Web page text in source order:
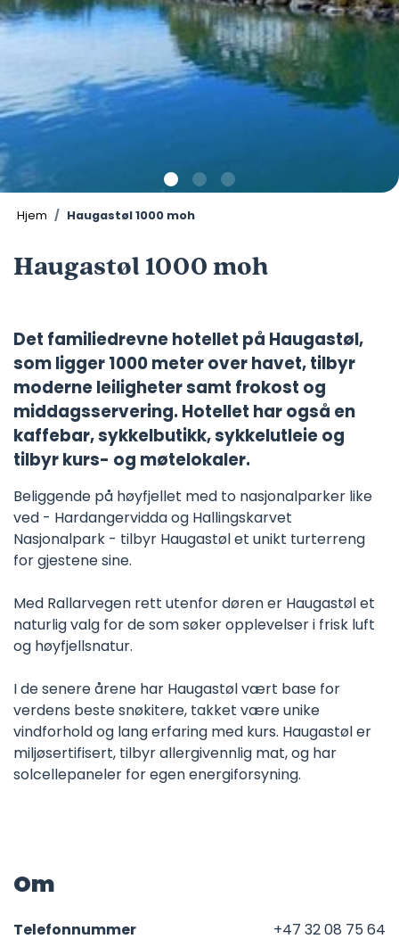
Hjem Haugastøl 1000 moh
Haugastøl 1000 moh
Det familiedrevne hotellet på Haugastøl,
som ligger 1000 meter over havet, tilbyr
moderne leiligheter samt frokost og
middagsservering. Hotellet har også en
kaffebar, sykkelbutikk, sykkelutleie og
tilbyr kurs- og møtelokaler.
Beliggende på høyfjellet med to nasjonalparker like
ved - Hardangervidda og Hallingskarvet
Nasjonalpark - tilbyr Haugastøl et unikt turterreng
for gjestene sine.
Med Rallarvegen rett utenfor døren er Haugastøl et
naturlig valg for de som søker opplevelser i frisk luft
og høyfjellsnatur.
I de senere årene har Haugastøl vært base for
verdens beste snøkitere, takket være unike
vindforhold og lang erfaring med kurs. Haugastøl er
miljøsertifisert, tilbyr allergivennlig mat, og har
solcellepaneler for egen energiforsyning.
Om
Telefonnummer
+47 32 08 75 64